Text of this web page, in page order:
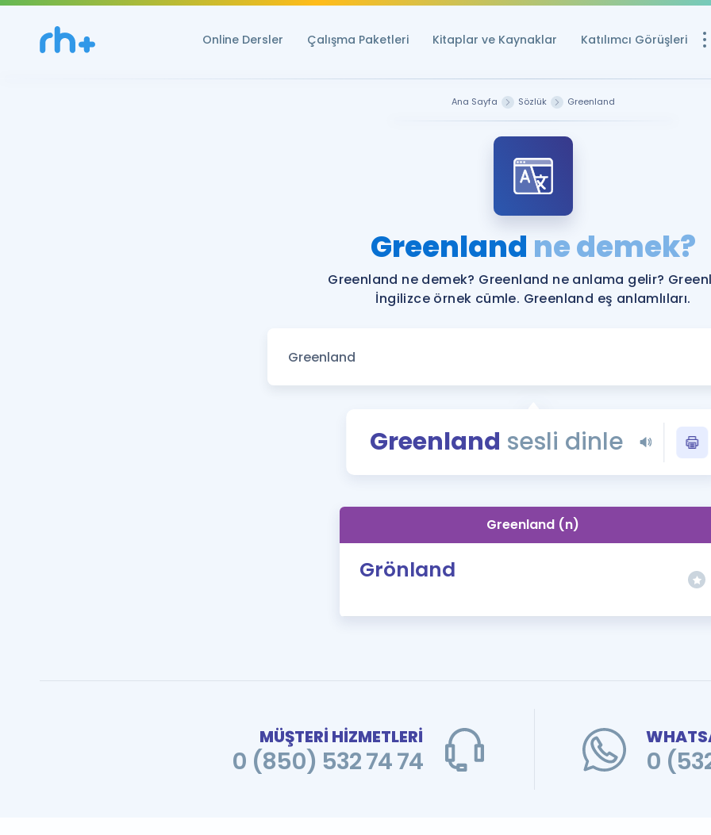
Online Dersler Çalışma Paketleri Kitaplar ve Kaynaklar Katılımcı Görüşleri
YDS ve YÖKDİL
YDS ve YÖKDİL'e
Tüm ÖSYM
YDS - YÖKDİL
İngilizce
Ana Sayfa Sözlük Greenland
Greenland ne demek?
Greenland ne demek? Greenland ne anlama gelir?
İngilizce örnek cümle. Greenland eş anlamlıları.
Greenland sesli dinle
Greenland (n)
Grönland
MÜŞTERİ HİZMETLERİ
0 (850) 532 74 74 0